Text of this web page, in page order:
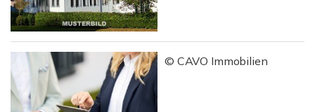
© CAVO Immobilien